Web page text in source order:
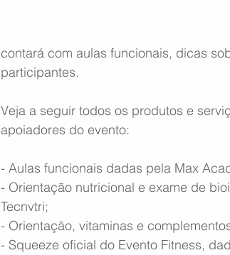
contará com aulas funcionais, dicas
participantes.
Veja a seguir todos os produtos e
apoiadores do evento:
- Aulas funcionais dadas pela Max
- Orientação nutricional e exame de
Tecnvtri;
- Orientação, vitaminas e
- Squeeze oficial do Evento Fitness,